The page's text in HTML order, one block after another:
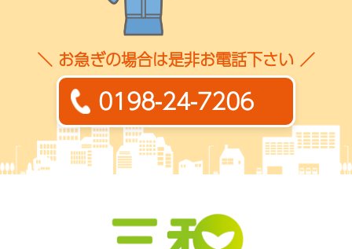
＼ お急ぎの場合は是非お電話下さい ／
0198-24-7206